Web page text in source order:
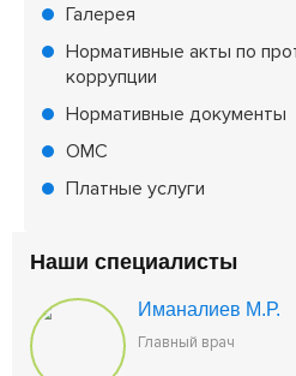
Галерея
Нормативные акты по
коррупции
Нормативные документы
ОМС
Платные услуги
Наши специалисты
Иманалиев М.Р.
Главный врач